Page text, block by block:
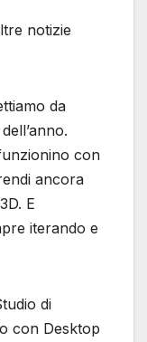
notizie
da
con
ancora
E
iterando e
di
con Desktop